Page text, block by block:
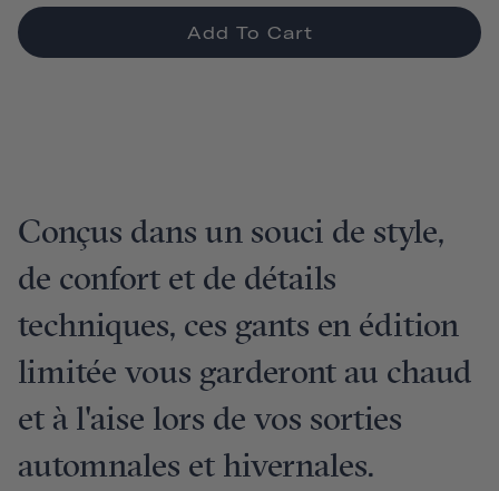
Add To Cart
Conçus dans un souci de style,
de confort et de détails
techniques, ces gants en édition
limitée vous garderont au chaud
et à l'aise lors de vos sorties
automnales et hivernales.